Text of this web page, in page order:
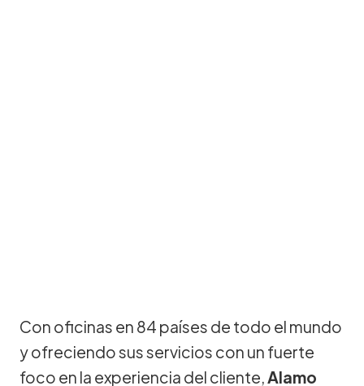
Con oficinas en 84 países de todo el mundo
y ofreciendo sus servicios con un fuerte
foco en la experiencia del cliente, Alamo